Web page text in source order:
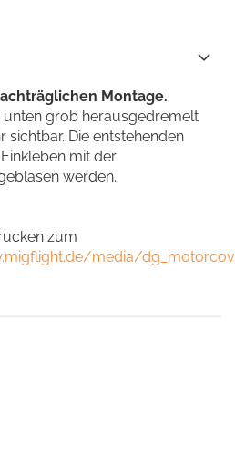
Montage.
grob herausgedremelt
sichtbar. Die entstehenden
mit der
werden.
zum
media/